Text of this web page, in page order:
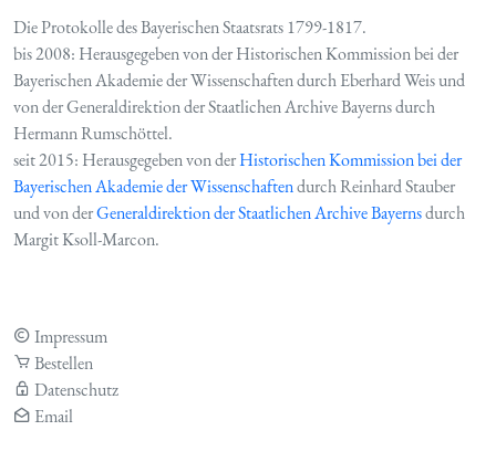
Die Protokolle des Bayerischen Staatsrats 1799-1817.
bis 2008: Herausgegeben von der Historischen Kommission bei der
Bayerischen Akademie der Wissenschaften durch Eberhard Weis und
von der Generaldirektion der Staatlichen Archive Bayerns durch
Hermann Rumschöttel.
seit 2015: Herausgegeben von derHistorischen Kommission bei der
Bayerischen Akademie der Wissenschaftendurch Reinhard Stauber
und von derGeneraldirektion der Staatlichen Archive Bayernsdurch
Margit Ksoll-Marcon.
Impressum
Bestellen
Datenschutz
Email